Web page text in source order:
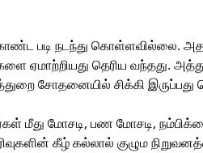
படி நடந்து கொள்ளவில்லை. அதன்
ஏமாற்றியது தெரிய வந்தது.
சோதனையில் சிக்கி இருப்பது
மீது மோசடி, பண மோசடி,
கீழ் கல்லால் குழும